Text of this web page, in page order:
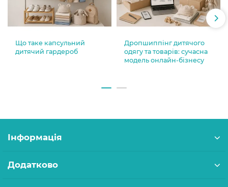
Що таке капсульний
дитячий гардероб
Дропшиппінг дитячого
одягу та товарів: сучасна
модель онлайн-бізнесу
Інформація
Додатково